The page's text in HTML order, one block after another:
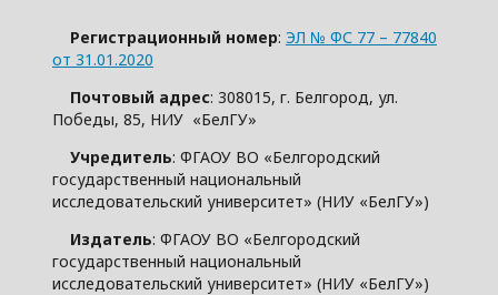
Регистрационный номер: ЭЛ № ФС 77 – 77840
от 31.01.2020
Почтовый адрес: 308015, г. Белгород, ул.
Победы, 85, НИУ «БелГУ»
Учредитель: ФГАОУ ВО «Белгородский
государственный национальный
исследовательский университет» (НИУ «БелГУ»)
Издатель: ФГАОУ ВО «Белгородский
государственный национальный
исследовательский университет» (НИУ «БелГУ»)